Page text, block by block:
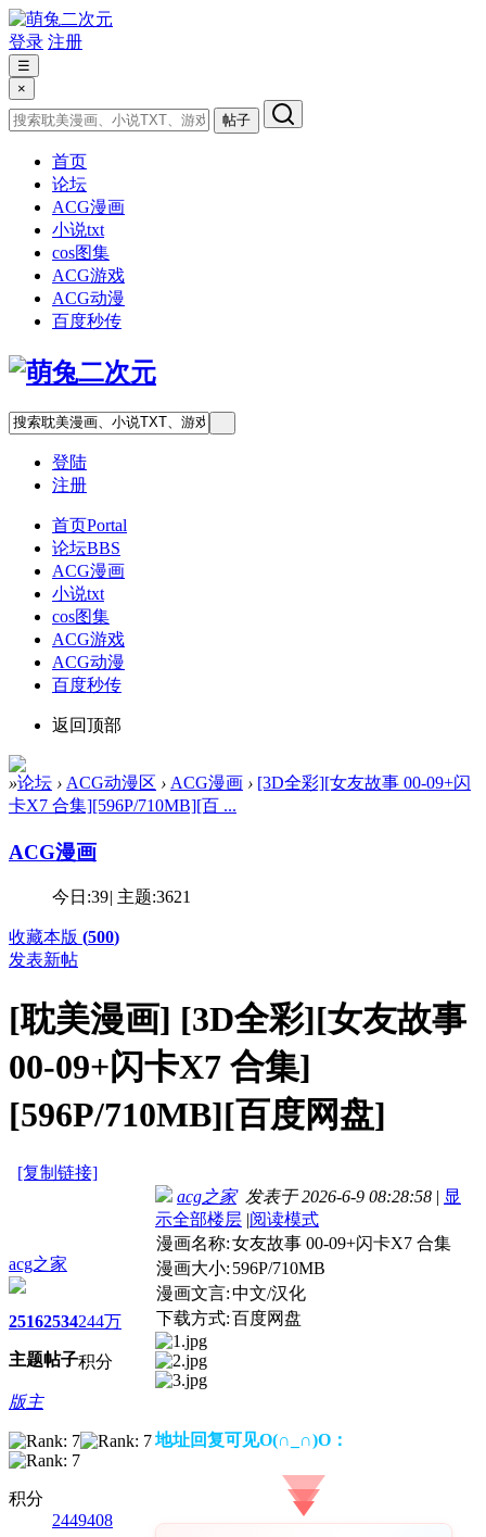
登录 注册
☰
×
帖子
首页
论坛
ACG漫画
小说txt
cos图集
ACG游戏
ACG动漫
百度秒传
登陆
注册
首页Portal
论坛BBS
ACG漫画
小说txt
cos图集
ACG游戏
ACG动漫
百度秒传
返回顶部
»论坛 › ACG动漫区 › ACG漫画 › [3D全彩][女友故事 00-09+闪
卡X7 合集][596P/710MB][百 ...
ACG漫画
今日:39| 主题:3621
收藏本版 (500)
发表新帖
[耽美漫画] [3D全彩][女友故事
00-09+闪卡X7 合集]
[596P/710MB][百度网盘]
[复制链接]
acg之家
2516
主题
2534
帖子
244万
积分
版主
积分
2449408
acg之家发表于 2026-6-9 08:28:58 | 显
示全部楼层 |阅读模式
漫画名称:女友故事 00-09+闪卡X7 合集
漫画大小: 596P/710MB
漫画文言:中文/汉化
下载方式:百度网盘
地址回复可见O(∩_∩)O：